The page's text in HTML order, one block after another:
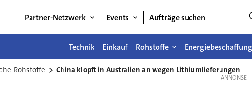
Partner-Netzwerk Events Aufträge suchen
Technik Einkauf Rohstoffe Energiebeschaffung
Rohstoffe China klopft in Australien an wegen Lithiumlieferungen